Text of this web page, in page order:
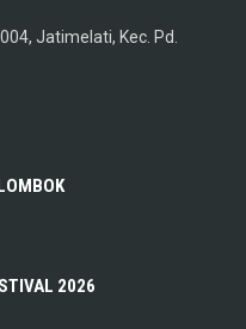
Jatimelati, Kec. Pd.
2026